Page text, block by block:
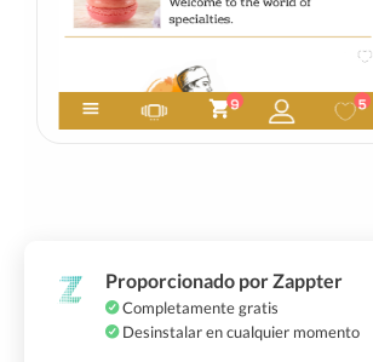
Proporcionado por Zappter
Completamente gratis
Desinstalar en cualquier momento